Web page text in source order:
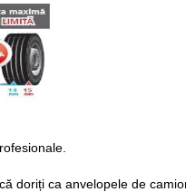
doriți ca anvelopele de